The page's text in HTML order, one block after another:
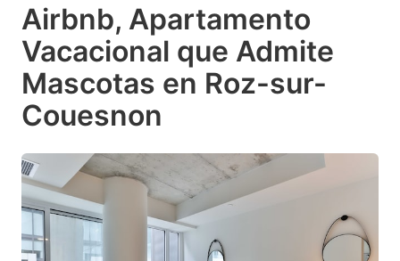
Airbnb, Apartamento
Vacacional que Admite
Mascotas en Roz-sur-
Couesnon